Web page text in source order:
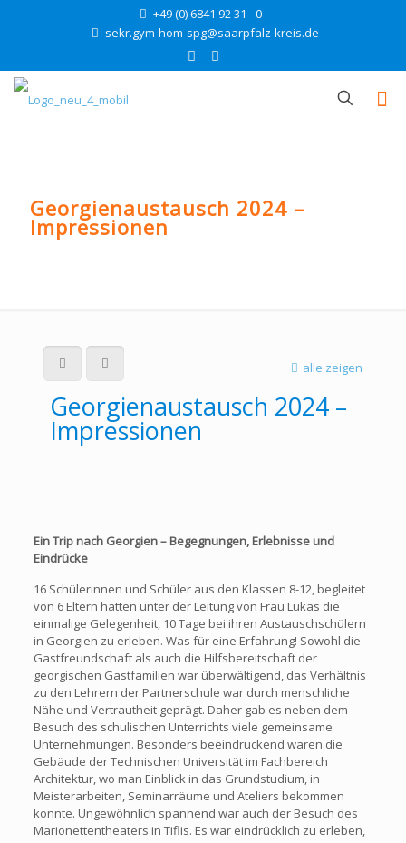
+49 (0) 6841 92 31 - 0
sekr.gym-hom-spg@saarpfalz-kreis.de
Georgienaustausch 2024 –
Impressionen
alle zeigen
Georgienaustausch 2024 –
Impressionen
Ein Trip nach Georgien – Begegnungen, Erlebnisse und
Eindrücke
16 Schülerinnen und Schüler aus den Klassen 8-12, begleitet
von 6 Eltern hatten unter der Leitung von Frau Lukas die
einmalige Gelegenheit, 10 Tage bei ihren Austauschschülern
in Georgien zu erleben. Was für eine Erfahrung! Sowohl die
Gastfreundschaft als auch die Hilfsbereitschaft der
georgischen Gastfamilien war überwältigend, das Verhältnis
zu den Lehrern der Partnerschule war durch menschliche
Nähe und Vertrautheit geprägt. Daher gab es neben dem
Besuch des schulischen Unterrichts viele gemeinsame
Unternehmungen. Besonders beeindruckend waren die
Gebäude der Technischen Universität im Fachbereich
Architektur, wo man Einblick in das Grundstudium, in
Meisterarbeiten, Seminarräume und Ateliers bekommen
konnte. Ungewöhnlich spannend war auch der Besuch des
Marionettentheaters in Tiflis. Es war eindrücklich zu erleben,